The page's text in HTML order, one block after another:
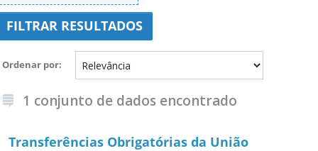
FILTRAR RESULTADOS
Ordenar por
1 conjunto de dados encontrado
Transferências Obrigatórias da União